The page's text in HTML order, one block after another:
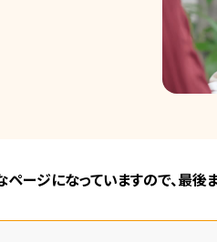
ージになっていますので、最後